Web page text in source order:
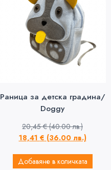
Раница за детска градина/
Doggy
20,45€ (40.00 лв.)
18,41 € (36.00 лв.)
Добавяне в количката